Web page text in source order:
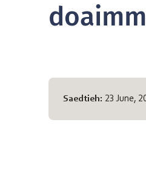
Sïjhtedh
Saedtieh: 23 June,